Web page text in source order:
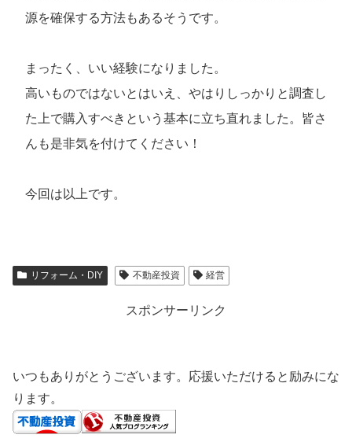
源を確保する方法もあるそうです。
まったく、いい経験になりました。
高いものではないとはいえ、やはりしっかりと調査し
た上で購入すべきという基本に立ち直れました。皆さ
んも是非気を付けてください！
今回は以上です。
リフォーム・DIY 不動産投資 経営
スポンサーリンク
いつもありがとうございます。応援いただけると励みにな
ります。